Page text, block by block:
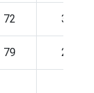
72 34
79 28